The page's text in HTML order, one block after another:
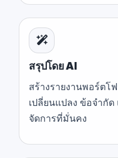
สรุปโดย AI
สร้างรายงานพอร์ตโ
เปลี่ยนแปลง ข้อจำกั
จัดการที่มั่นคง